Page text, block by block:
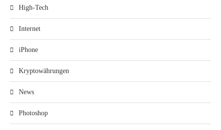
High-Tech
Internet
iPhone
Kryptowährungen
News
Photoshop